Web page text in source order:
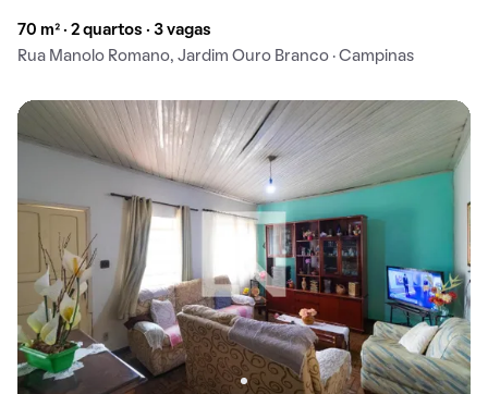
70 m² · 2 quartos · 3 vagas
Rua Manolo Romano, Jardim Ouro Branco · Campinas